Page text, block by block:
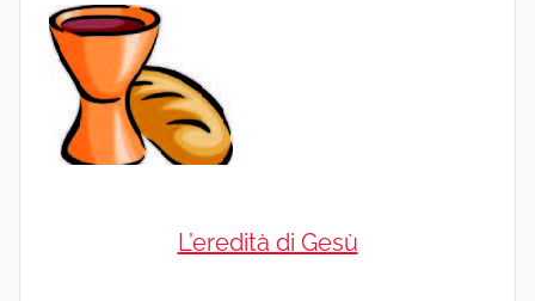
L’eredità di Gesù